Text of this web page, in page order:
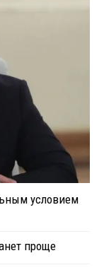
условием
проще